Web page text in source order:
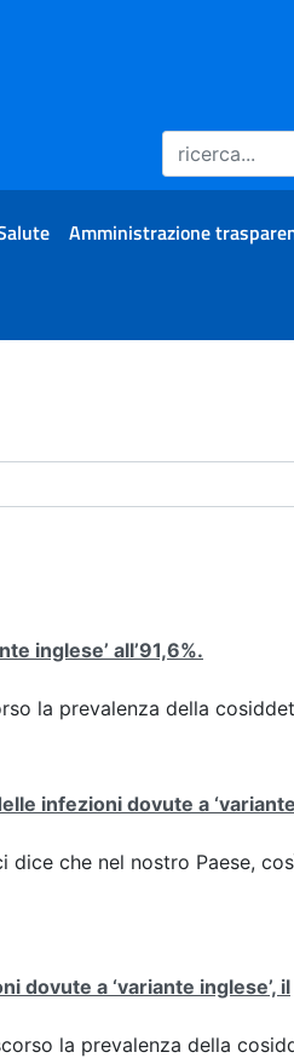
Amministrazione
inglese’ all’91,6%.
la prevalenza della
infezioni dovute a
dice che nel nostro Paese,
dovute a ‘variante inglese’, il
la prevalenza della